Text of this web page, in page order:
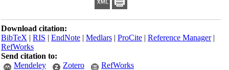
Download citation:
BibTeX|RIS|EndNote|Medlars|ProCite|Reference Manager
RefWorks
Send citation to:
Mendeley
Zotero RefWorks